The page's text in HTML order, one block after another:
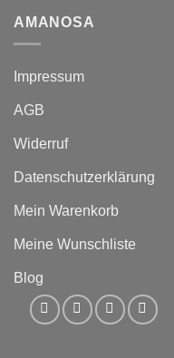
AMANOSA
Impressum
AGB
Widerruf
Datenschutzerklärung
Mein Warenkorb
Meine Wunschliste
Blog